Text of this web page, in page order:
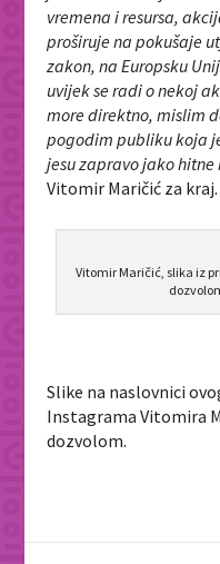
vremena i resursa,
proširuje na pokušaje
zakon, na Europsku
uvijek se radi o nekoj
more direktno, mislim
pogodim publiku koja
jesu zapravo jako hitne
Vitomir Maričić za kraj.
Vitomir Maričić, slika iz
Slike na naslovnici
Instagrama Vitomira
dozvolom.